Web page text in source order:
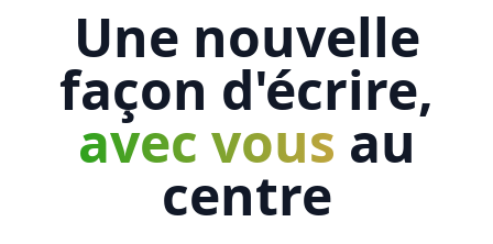
Une nouvelle
façon d'écrire,
avec vous au
centre